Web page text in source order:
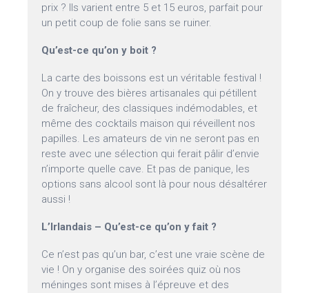
prix ? Ils varient entre 5 et 15 euros, parfait pour
un petit coup de folie sans se ruiner.
Qu’est-ce qu’on y boit ?
La carte des boissons est un véritable festival !
On y trouve des bières artisanales qui pétillent
de fraîcheur, des classiques indémodables, et
même des cocktails maison qui réveillent nos
papilles. Les amateurs de vin ne seront pas en
reste avec une sélection qui ferait pâlir d’envie
n’importe quelle cave. Et pas de panique, les
options sans alcool sont là pour nous désaltérer
aussi !
L’Irlandais – Qu’est-ce qu’on y fait ?
Ce n’est pas qu’un bar, c’est une vraie scène de
vie ! On y organise des soirées quiz où nos
méninges sont mises à l’épreuve et des